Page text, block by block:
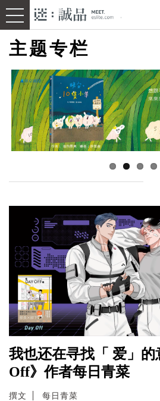
主题专栏
我也还在寻找「 爱」
Off》作者每日青菜
撰文 每日青菜